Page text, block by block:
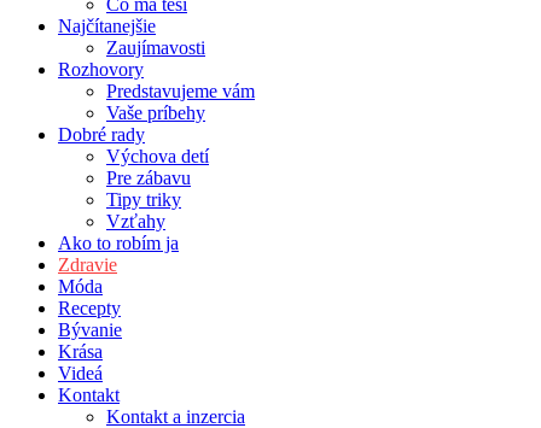
Čo ma teší
Najčítanejšie
Zaujímavosti
Rozhovory
Predstavujeme vám
Vaše príbehy
Dobré rady
Výchova detí
Pre zábavu
Tipy triky
Vzťahy
Ako to robím ja
Zdravie
Móda
Recepty
Bývanie
Krása
Videá
Kontakt
Kontakt a inzercia